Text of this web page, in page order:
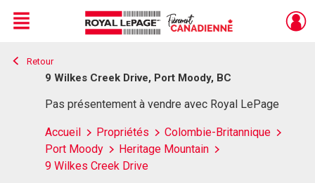
Live
En Direct
Menu
Retour
9 Wilkes Creek Drive, Port Moody, BC
Pas présentement à vendre avec Royal LePage
Accueil Propriétés
Colombie-Britannique
Port Moody
Heritage Mountain
9 Wilkes Creek Drive